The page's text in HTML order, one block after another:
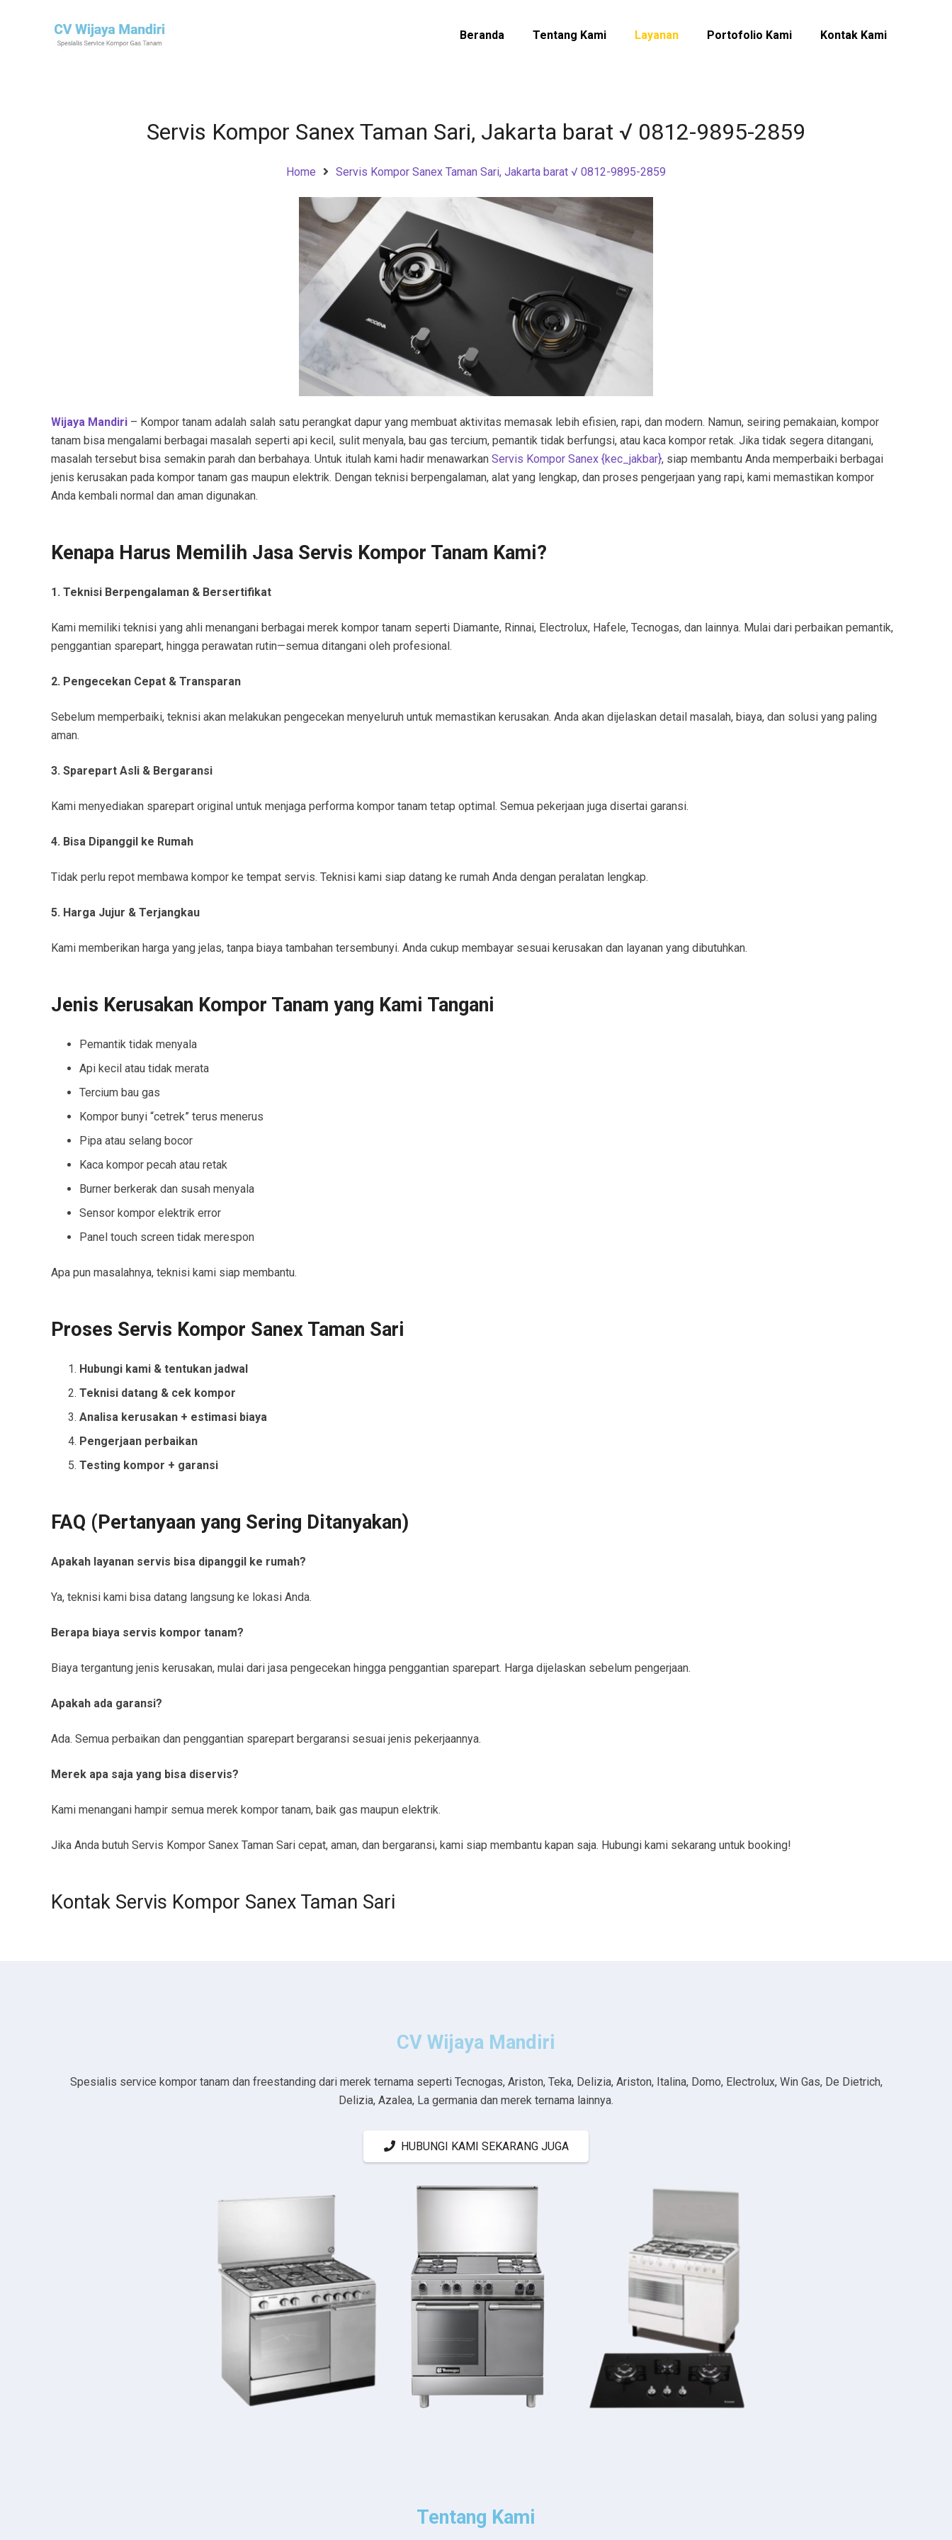
Beranda Tentang Kami Layanan Portofolio Kami Kontak Kami
Servis Kompor Sanex Taman Sari, Jakarta barat √ 0812-9895-2859
Home Servis Kompor Sanex Taman Sari, Jakarta barat √ 0812-9895-2859
Wijaya Mandiri – Kompor tanam adalah salah satu perangkat dapur yang membuat aktivitas memasak lebih efisien, rapi, dan modern. Namun, seiring pemakaian, kompor
tanam bisa mengalami berbagai masalah seperti api kecil, sulit menyala, bau gas tercium, pemantik tidak berfungsi, atau kaca kompor retak. Jika tidak segera ditangani,
masalah tersebut bisa semakin parah dan berbahaya. Untuk itulah kami hadir menawarkan Servis Kompor Sanex {kec_jakbar}, siap membantu Anda memperbaiki berbagai
jenis kerusakan pada kompor tanam gas maupun elektrik. Dengan teknisi berpengalaman, alat yang lengkap, dan proses pengerjaan yang rapi, kami memastikan kompor
Anda kembali normal dan aman digunakan.
Kenapa Harus Memilih Jasa Servis Kompor Tanam Kami?
1. Teknisi Berpengalaman & Bersertifikat
Kami memiliki teknisi yang ahli menangani berbagai merek kompor tanam seperti Diamante, Rinnai, Electrolux, Hafele, Tecnogas, dan lainnya. Mulai dari perbaikan pemantik,
penggantian sparepart, hingga perawatan rutin—semua ditangani oleh profesional.
2. Pengecekan Cepat & Transparan
Sebelum memperbaiki, teknisi akan melakukan pengecekan menyeluruh untuk memastikan kerusakan. Anda akan dijelaskan detail masalah, biaya, dan solusi yang paling
aman.
3. Sparepart Asli & Bergaransi
Kami menyediakan sparepart original untuk menjaga performa kompor tanam tetap optimal. Semua pekerjaan juga disertai garansi.
4. Bisa Dipanggil ke Rumah
Tidak perlu repot membawa kompor ke tempat servis. Teknisi kami siap datang ke rumah Anda dengan peralatan lengkap.
5. Harga Jujur & Terjangkau
Kami memberikan harga yang jelas, tanpa biaya tambahan tersembunyi. Anda cukup membayar sesuai kerusakan dan layanan yang dibutuhkan.
Jenis Kerusakan Kompor Tanam yang Kami Tangani
Pemantik tidak menyala
Api kecil atau tidak merata
Tercium bau gas
Kompor bunyi “cetrek” terus menerus
Pipa atau selang bocor
Kaca kompor pecah atau retak
Burner berkerak dan susah menyala
Sensor kompor elektrik error
Panel touch screen tidak merespon
Apa pun masalahnya, teknisi kami siap membantu.
Proses Servis Kompor Sanex Taman Sari
Hubungi kami & tentukan jadwal
Teknisi datang & cek kompor
Analisa kerusakan + estimasi biaya
Pengerjaan perbaikan
Testing kompor + garansi
FAQ (Pertanyaan yang Sering Ditanyakan)
Apakah layanan servis bisa dipanggil ke rumah?
Ya, teknisi kami bisa datang langsung ke lokasi Anda.
Berapa biaya servis kompor tanam?
Biaya tergantung jenis kerusakan, mulai dari jasa pengecekan hingga penggantian sparepart. Harga dijelaskan sebelum pengerjaan.
Apakah ada garansi?
Ada. Semua perbaikan dan penggantian sparepart bergaransi sesuai jenis pekerjaannya.
Merek apa saja yang bisa diservis?
Kami menangani hampir semua merek kompor tanam, baik gas maupun elektrik.
Jika Anda butuh Servis Kompor Sanex Taman Sari cepat, aman, dan bergaransi, kami siap membantu kapan saja. Hubungi kami sekarang untuk booking!
Kontak Servis Kompor Sanex Taman Sari
CV Wijaya Mandiri
Spesialis service kompor tanam dan freestanding dari merek ternama seperti Tecnogas, Ariston, Teka, Delizia, Ariston, Italina, Domo, Electrolux, Win Gas, De Dietrich,
Delizia, Azalea, La germania dan merek ternama lainnya.
HUBUNGI KAMI SEKARANG JUGA
Tentang Kami